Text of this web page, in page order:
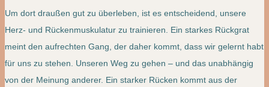
Um dort draußen gut zu überleben, ist es entscheidend, unsere
Herz- und Rückenmuskulatur zu trainieren. Ein starkes Rückgrat
meint den aufrechten Gang, der daher kommt, dass wir gelernt habt
für uns zu stehen. Unseren Weg zu gehen – und das unabhängig
von der Meinung anderer. Ein starker Rücken kommt aus der